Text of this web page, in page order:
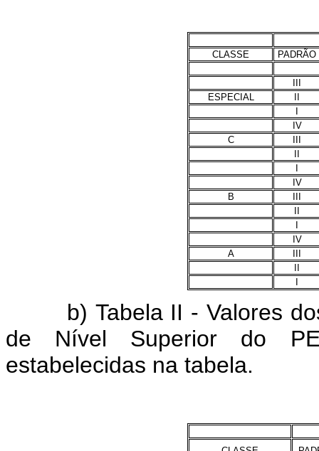
CLASSE PADRÃO
ESPECIAL
IV
C
IV
B
IV
A
b) Tabela II - Valores dos
de Nível Superior do
estabelecidas na tabela.